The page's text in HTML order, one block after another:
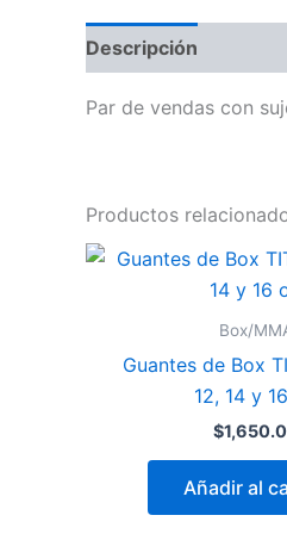
Descripción
Par de vendas con
Productos
Box/
Guantes de Box
12, 14 y
$
Añadir al